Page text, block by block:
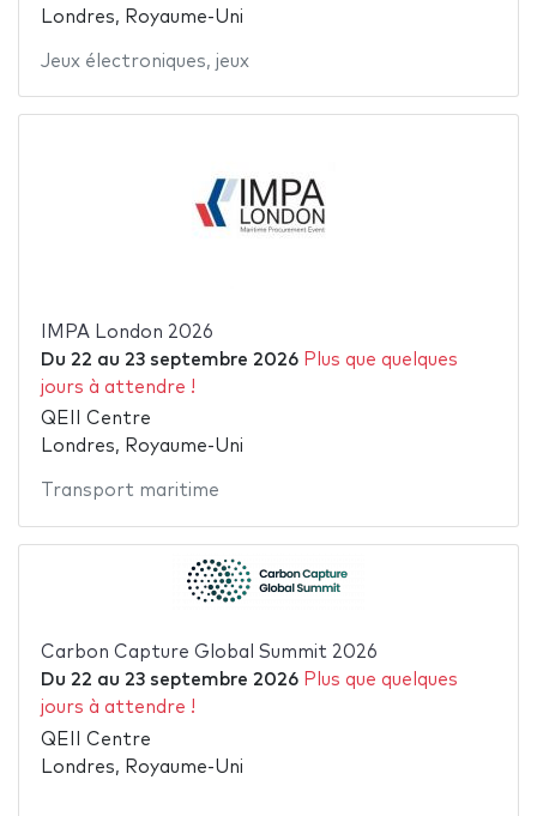
Londres, Royaume-Uni
Jeux électroniques, jeux
IMPA London 2026
Du 22 au 23 septembre 2026 Plus que quelques
jours à attendre !
QEII Centre
Londres, Royaume-Uni
Transport maritime
Carbon Capture Global Summit 2026
Du 22 au 23 septembre 2026 Plus que quelques
jours à attendre !
QEII Centre
Londres, Royaume-Uni